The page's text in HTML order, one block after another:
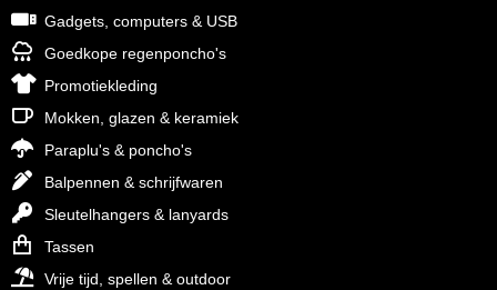
Gadgets, computers & USB
Goedkope regenponcho's
Promotiekleding
Mokken, glazen & keramiek
Paraplu's & poncho's
Balpennen & schrijfwaren
Sleutelhangers & lanyards
Tassen
Vrije tijd, spellen & outdoor